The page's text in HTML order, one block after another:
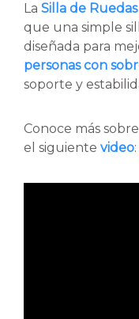
La Silla de Ruedas
que una simple
diseñada para
personas con
soporte y
Conoce más
el siguiente video: